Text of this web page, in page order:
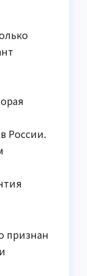
России.
признан